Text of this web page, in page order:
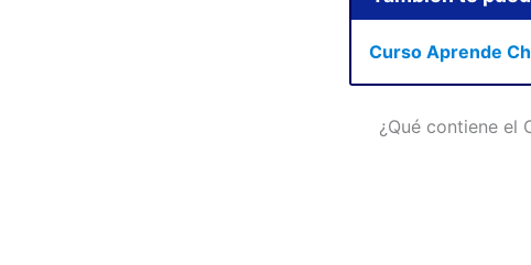
Curso Aprende
¿Qué contiene el